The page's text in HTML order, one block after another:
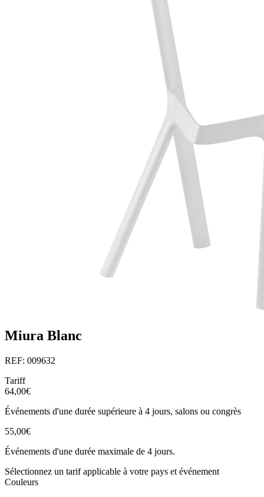
Miura Blanc
REF: 009632
Tariff
64,00€
Événements d'une durée supérieure à 4 jours, salons ou congrès
55,00€
Événements d'une durée maximale de 4 jours.
Sélectionnez un tarif applicable à votre pays et événement
Couleurs